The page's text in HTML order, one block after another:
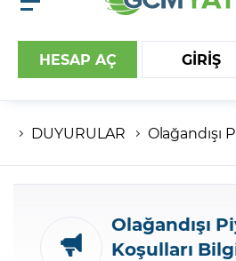
HESAP AÇ GİRİŞ
Hesap numaranız
Şifreniz
DUYURULAR Olağandışı
Olağandışı
Koşulları